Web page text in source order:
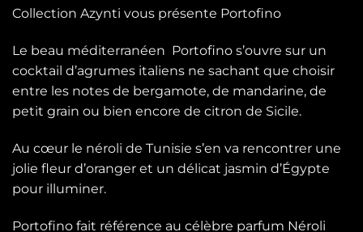
Collection Azynti vous présente Portofino
Le beau méditerranéen Portofino s’ouvre sur un
cocktail d’agrumes italiens ne sachant que choisir
entre les notes de bergamote, de mandarine, de
petit grain ou bien encore de citron de Sicile.
Au cœur le néroli de Tunisie s’en va rencontrer une
jolie fleur d’oranger et un délicat jasmin d’Égypte
pour illuminer.
Portofino fait référence au célèbre parfum Néroli